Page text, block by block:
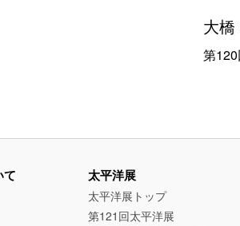
大
第
て 太平洋展
太平洋展トップ
第121回太平洋展